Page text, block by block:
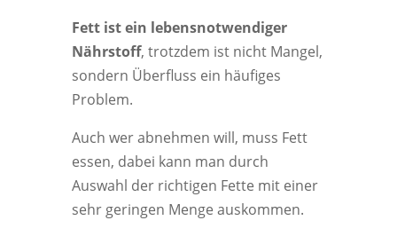
Fett ist ein lebensnotwendiger
Nährstoff, trotzdem ist nicht Mangel,
sondern Überfluss ein häufiges
Problem.
Auch wer abnehmen will, muss Fett
essen, dabei kann man durch
Auswahl der richtigen Fette mit einer
sehr geringen Menge auskommen.